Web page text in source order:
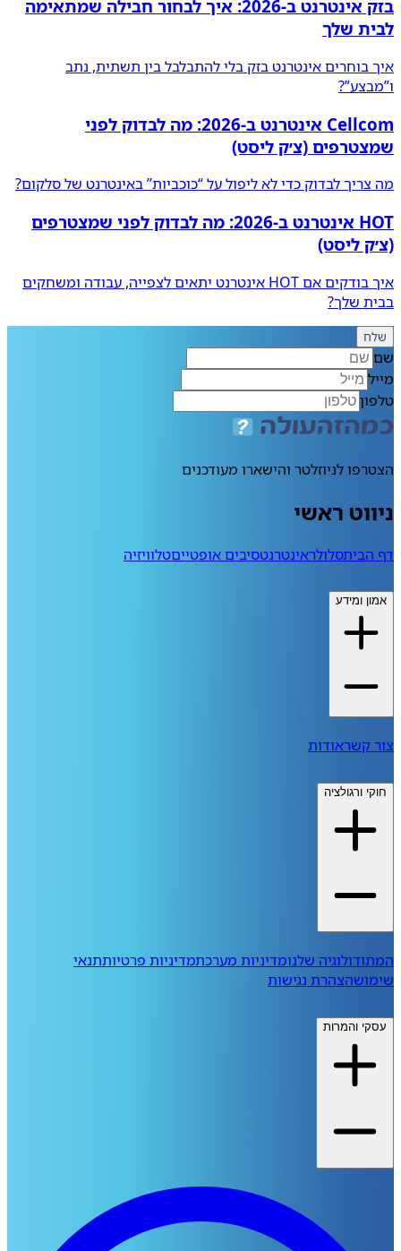
בזק אינטרנט ב‑2026: איך לבחור חבילה שמתאימה
לבית שלך
איך בוחרים אינטרנט בזק בלי להתבלבל בין תשתית, נתב
ו”מבצע”?
Cellcom אינטרנט ב‑2026: מה לבדוק לפני
שמצטרפים (צ׳ק ליסט)
מה צריך לבדוק כדי לא ליפול על “כוכביות” באינטרנט של סלקום?
HOT אינטרנט ב‑2026: מה לבדוק לפני שמצטרפים
(צ׳ק ליסט)
איך בודקים אם HOT אינטרנט יתאים לצפייה, עבודה ומשחקים
בבית שלך?
שלח
שם
מייל
טלפון
הצטרפו לניוזלטר והישארו מעודכנים
ניווט ראשי
דף הביתסלולראינטרנטסיבים אופטייםטלוויזיה
אמון ומידע
צור קשראודות
חוקי ורגולציה
המתודולוגיה שלנומדיניות מערכתמדיניות פרטיותתנאי
שימושהצהרת נגישות
עסקי והמרות